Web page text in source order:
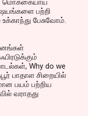
மொக்கையாய்
பற்றி
உக்காந்து பேசுவோம்.
Why do we
பாதாள சிறையில்
பயம் பற்றிய
வராதது